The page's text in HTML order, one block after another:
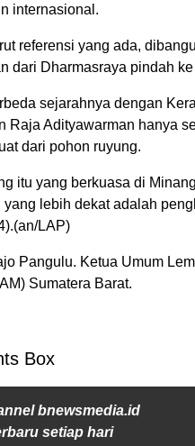
internasional.
referensi yang ada,
dari Dharmasraya pindah
sejarahnya dengan
Raja Adityawarman hanya
dari pohon ruyung.
itu yang berkuasa di
yang lebih dekat adalah
LAP)
Pangulu. Ketua Umum
Sumatera Barat.
Box
bnewsmedia.id
setiap hari